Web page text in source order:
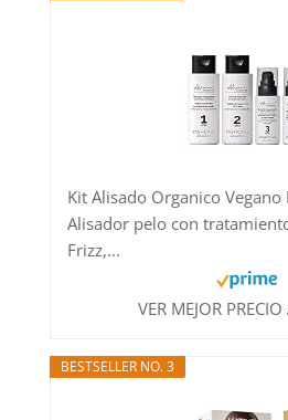
Kit Alisado Organico
Alisador pelo con
Frizz,...
VER MEJOR
BESTSELLER NO. 3